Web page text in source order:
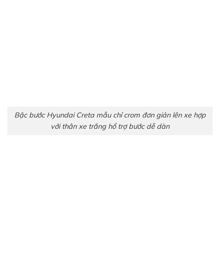
Bậc bước Hyundai Creta mẫu chỉ crom đơn giản lên xe hợp
với thân xe trắng hổ trợ bước dễ dàn